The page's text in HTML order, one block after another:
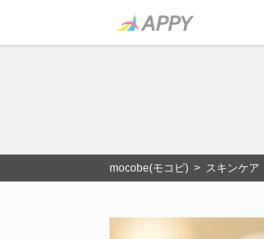
mocobe(モコビ) > スキンケア